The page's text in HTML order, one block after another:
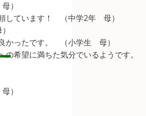
）
しています！ （中学2年 母）
かったです。 （小学生 母）
の希望に満ちた気分でいるようです。
）